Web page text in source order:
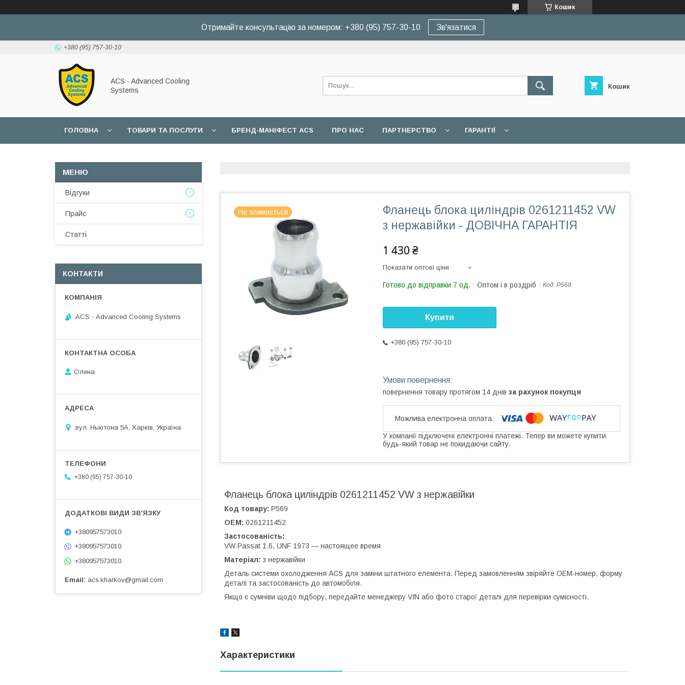
Кошик
Отримайте консультацію за номером: +380 (95) 757-30-10 Зв'язатися
+380 (95) 757-30-10
ACS - Advanced Cooling
Systems
Кошик
ГОЛОВНА ТОВАРИ ТА ПОСЛУГИ БРЕНД-МАНІФЕСТ ACS ПРО НАС ПАРТНЕРСТВО ГАРАНТІЇ
Не зламається
Фланець блока циліндрів 0261211452 VW
з нержавійки - ДОВІЧНА ГАРАНТІЯ
1 430 ₴
Показати оптові ціни
Готово до відправки 7 од. Оптом і в роздріб Код: Р569
Купити
+380 (95) 757-30-10
повернення товару протягом 14 днів за рахунок покупця
У компанії підключені електронні платежі. Тепер ви можете купити
будь-який товар не покидаючи сайту.
Фланець блока циліндрів 0261211452 VW з нержавійки
Код товару: Р569
OEM: 0261211452
Застосованість:
VW Passat 1.6, UNF 1973 — настоящее время
Матеріал: з нержавійки
Деталь системи охолодження ACS для заміни штатного елемента. Перед замовленням звіряйте OEM-номер, форму
деталі та застосованість до автомобіля.
Якщо є сумніви щодо підбору, передайте менеджеру VIN або фото старої деталі для перевірки сумісності.
Характеристики
Відгуки
Прайс
Статті
КОНТАКТИ
ACS - Advanced Cooling Systems
Олена
вул. Ньютона 5А, Харків, Україна
+380 (95) 757-30-10
+380957573010
+380957573010
+380957573010
Email acs.kharkov@gmail.com